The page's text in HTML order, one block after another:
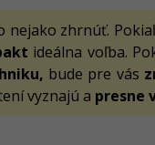
nejako zhrnúť.
ideálna voľba.
bude pre vás
vyznajú a presne